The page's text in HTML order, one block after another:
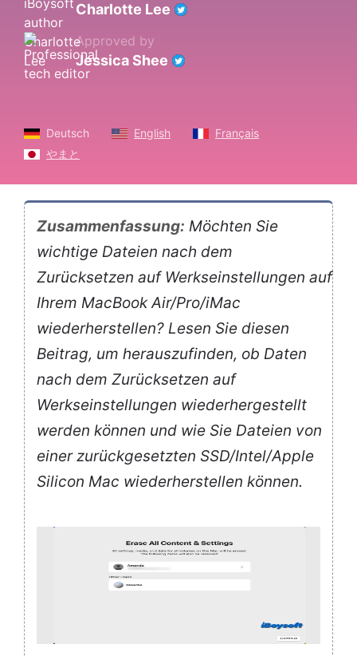
Charlotte Lee
Approved by
Jessica Shee
Deutsch English
Français
やまと
Zusammenfassung: Möchten Sie
wichtige Dateien nach dem
Zurücksetzen auf Werkseinstellungen auf
Ihrem MacBook Air/Pro/iMac
wiederherstellen? Lesen Sie diesen
Beitrag, um herauszufinden, ob Daten
nach dem Zurücksetzen auf
Werkseinstellungen wiederhergestellt
werden können und wie Sie Dateien von
einer zurückgesetzten SSD/Intel/Apple
Silicon Mac wiederherstellen können.